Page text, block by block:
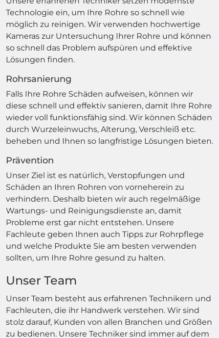
Technologie ein, um Ihre Rohre so schnell wie
möglich zu reinigen. Wir verwenden hochwertige
Kameras zur Untersuchung Ihrer Rohre und können
so schnell das Problem aufspüren und effektive
Lösungen finden.
Rohrsanierung
Falls Ihre Rohre Schäden aufweisen, können wir
diese schnell und effektiv sanieren, damit Ihre Rohre
wieder voll funktionsfähig sind. Wir können Schäden
durch Wurzeleinwuchs, Alterung, Verschleiß etc.
beheben und Ihnen so langfristige Lösungen bieten.
Prävention
Unser Ziel ist es natürlich, Verstopfungen und
Schäden an Ihren Rohren von vorneherein zu
verhindern. Deshalb bieten wir auch regelmäßige
Wartungs- und Reinigungsdienste an, damit
Probleme erst gar nicht entstehen. Unsere
Fachleute geben Ihnen auch Tipps zur Rohrpflege
und welche Produkte Sie am besten verwenden
sollten, um Ihre Rohre gesund zu halten.
Unser Team
Unser Team besteht aus erfahrenen Technikern und
Fachleuten, die ihr Handwerk verstehen. Wir sind
stolz darauf, Kunden von allen Branchen und Größen
zu bedienen. Unsere Techniker sind immer auf dem